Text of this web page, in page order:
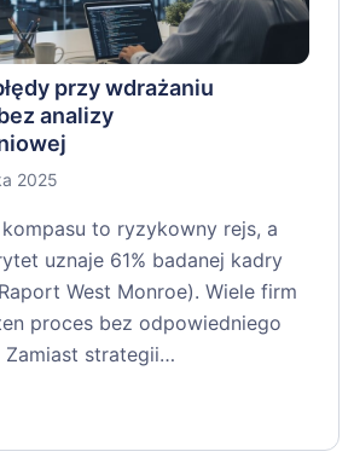
przy wdrażaniu
analizy
2025
to ryzykowny rejs, a
uznaje 61% badanej kadry
West Monroe). Wiele firm
proces bez odpowiedniego
strategii…